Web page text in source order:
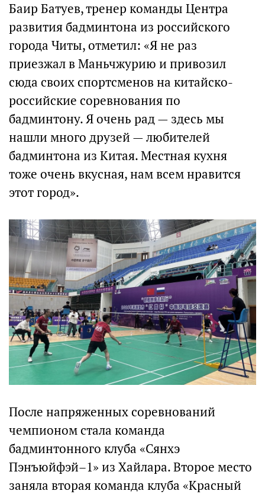
Баир Батуев, тренер команды Центра
развития бадминтона из российского
города Читы, отметил: «Я не раз
приезжал в Маньчжурию и привозил
сюда своих спортсменов на китайско-
российские соревнования по
бадминтону. Я очень рад — здесь мы
нашли много друзей — любителей
бадминтона из Китая. Местная кухня
тоже очень вкусная, нам всем нравится
этот город».
После напряженных соревнований
чемпионом стала команда
бадминтонного клуба «Сянхэ
Пэнъюйфэй–1» из Хайлара. Второе место
заняла вторая команда клуба «Красный